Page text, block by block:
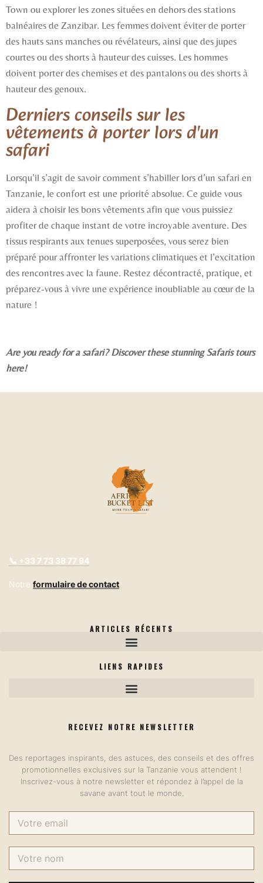
Town ou explorer les zones situées en dehors des stations
balnéaires de Zanzibar. Les femmes doivent éviter de porter
des hauts sans manches ou révélateurs, ainsi que des jupes
courtes ou des shorts à hauteur des cuisses. Les hommes
doivent porter des chemises et des pantalons ou des shorts à
hauteur des genoux.
Derniers conseils sur les
vêtements à porter lors d'un
safari
Lorsqu’il s’agit de savoir comment s’habiller lors d’un safari en
Tanzanie, le confort est une priorité absolue. Ce guide vous
aidera à choisir les bons vêtements afin que vous puissiez
profiter de chaque instant de votre incroyable aventure. Des
tissus respirants aux tenues superposées, vous serez bien
préparé pour affronter les variations climatiques et l’excitation
des rencontres avec la faune. Restez décontracté, pratique, et
préparez-vous à vivre une expérience inoubliable au cœur de la
nature !
Are you ready for a safari? Discover these stunning Safaris tours
here!
📞 +33 7 73 38 77 94
Notre formulaire de contact
ARTICLES RÉCENTS
LIENS RAPIDES
RECEVEZ NOTRE NEWSLETTER
Des reportages inspirants, des astuces, des conseils et des offres
promotionnelles exclusives sur la Tanzanie vous attendent !
Inscrivez-vous à notre newsletter et répondez à l’appel de la
savane avant tout le monde.